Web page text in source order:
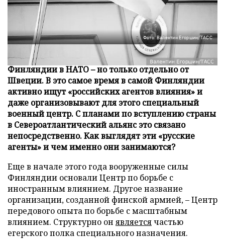
Фото: Валентин Егоршин/ТАСС
Турция намекает, что готова одобрить вступление
Финляндии в НАТО – но только отдельно от
Швеции. В это самое время в самой Финляндии
активно ищут «российских агентов влияния» и
даже организовывают для этого специальный
военный центр. С планами по вступлению страны
в Североатлантический альянс это связано
непосредственно. Как выглядят эти «русские
агенты» и чем именно они занимаются?
Еще в начале этого года вооруженные силы
Финляндии основали Центр по борьбе с
иностранным влиянием. Другое название
организации, созданной финской армией, – Центр
передового опыта по борьбе с масштабным
влиянием. Структурно он являетсячастью
егерского полка специального назначения.